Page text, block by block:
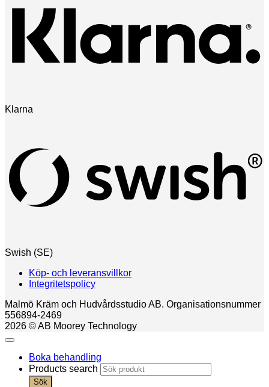
Klarna
Swish (SE)
Köp- och leveransvillkor
Integritetspolicy
Malmö Kräm och Hudvårdsstudio AB. Organisationsnummer
556894-2469
2026 © AB Moorey Technology
Boka behandling
Products search
Sök